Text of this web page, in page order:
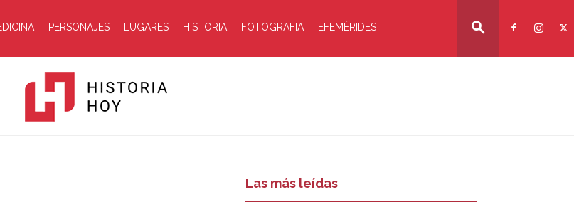
PERSONAJES LUGARES HISTORIA FOTOGRAFIA EFEMÉRIDES
Las más leídas